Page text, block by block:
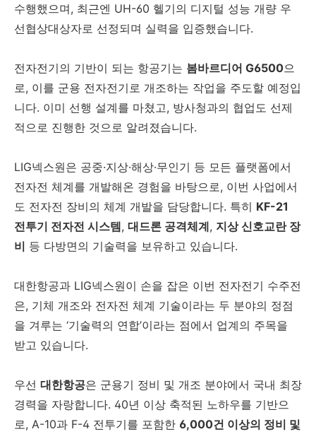
수행했으며, 최근엔 UH-60 헬기의 디지털 성능 개량 우
선협상대상자로 선정되며 실력을 입증했습니다.
전자전기의 기반이 되는 항공기는 봄바르디어 G6500으
로, 이를 군용 전자전기로 개조하는 작업을 주도할 예정입
니다. 이미 선행 설계를 마쳤고, 방사청과의 협업도 선제
적으로 진행한 것으로 알려졌습니다.
LIG넥스원은 공중·지상·해상·무인기 등 모든 플랫폼에서
전자전 체계를 개발해온 경험을 바탕으로, 이번 사업에서
도 전자전 장비의 체계 개발을 담당합니다. 특히 KF-21
전투기 전자전 시스템, 대드론 공격체계, 지상 신호교란 장
비 등 다방면의 기술력을 보유하고 있습니다.
대한항공과 LIG넥스원이 손을 잡은 이번 전자전기 수주전
은, 기체 개조와 전자전 체계 기술이라는 두 분야의 정점
을 겨루는 ‘기술력의 연합’이라는 점에서 업계의 주목을
받고 있습니다.
우선 대한항공은 군용기 정비 및 개조 분야에서 국내 최장
경력을 자랑합니다. 40년 이상 축적된 노하우를 기반으
로, A-10과 F-4 전투기를 포함한 6,000건 이상의 정비 및